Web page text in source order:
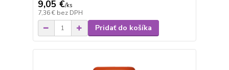
9,05 €/ks
7,36 € bez DPH
Pridať do košíka